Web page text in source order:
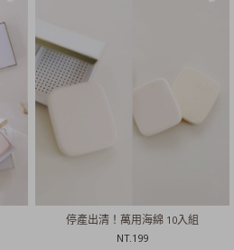
停產出清！萬用海綿 10入組
NT.199